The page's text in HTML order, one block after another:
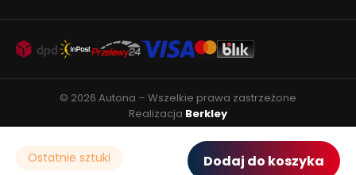
Ostatnie sztuki Dodaj do koszyka
© 2026 Autona – Wszelkie prawa zastrzeżone
Realizacja Berkley